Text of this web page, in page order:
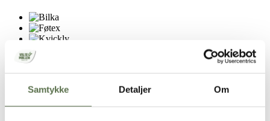
Samtykke Detaljer Om